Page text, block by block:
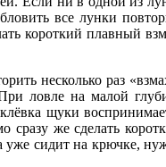
все лунки
короткий плавный
несколько раз
ловле на малой
щуки
сразу же сделать
уже сидит на крючке,